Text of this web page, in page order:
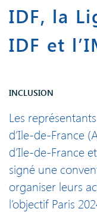
IDF, la
IDF et
INCLUSION
Les
d’Ile-de-France
d’Ile-de-France
signé une
organiser leurs
l’objectif Paris